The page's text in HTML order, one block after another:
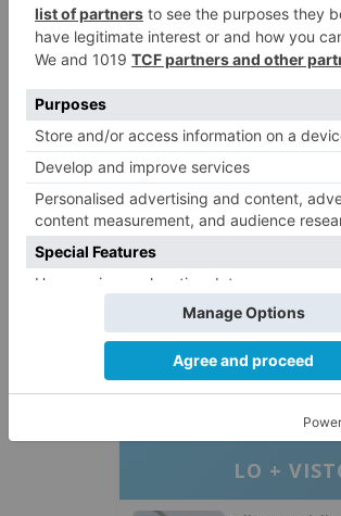
La Guardia Civil pone a su
de teléfono 062 y también el
app Alertcops; cualquier
facilitar o colaboración en el
seguridad ciudadana, del
medio ambiental es tratada de
investigan conductores conducción
LO +